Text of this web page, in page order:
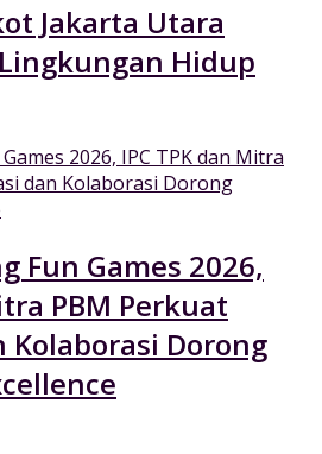
Jakarta Utara
Hidup
Fun Games 2026,
PBM Perkuat
Kolaborasi Dorong